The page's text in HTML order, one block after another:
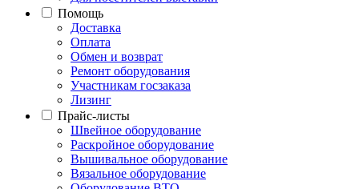
Помощь
Доставка
Оплата
Обмен и возврат
Ремонт оборудования
Участникам госзаказа
Лизинг
Прайс-листы
Швейное оборудование
Раскройное оборудование
Вышивальное оборудование
Вязальное оборудование